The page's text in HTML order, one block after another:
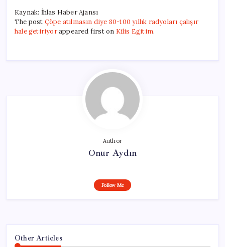
Kaynak: İhlas Haber Ajansı
The post Çöpe atılmasın diye 80-100 yıllık radyoları çalışır
hale getiriyorappeared first on Kilis Egitim.
Author
Onur Aydın
Follow Me
Other Articles